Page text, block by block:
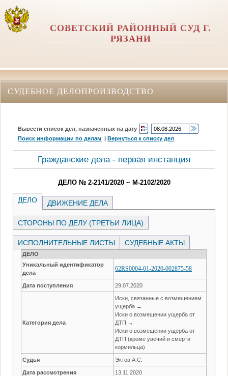
СОВЕТСКИЙ РАЙОННЫЙ СУД Г.
РЯЗАНИ
СУДЕБНОЕ ДЕЛОПРОИЗВОДСТВО
Вывести список дел, назначенных на дату
Поиск информации по делам |Вернуться к списку дел
Гражданские дела - первая инстанция
ДЕЛО № 2-2141/2020 ~ М-2102/2020
ДЕЛО ДВИЖЕНИЕ ДЕЛА
СТОРОНЫ ПО ДЕЛУ (ТРЕТЬИ ЛИЦА)
ИСПОЛНИТЕЛЬНЫЕ ЛИСТЫ СУДЕБНЫЕ АКТЫ
ДЕЛО
Уникальный идентификатор
дела
62RS0004-01-2020-002875-58
Дата поступления 29.07.2020
Категория дела
Иски, связанные с возмещением
ущерба →
Иски о возмещении ущерба от
ДТП →
Иски о возмещении ущерба от
ДТП (кроме увечий и смерти
кормильца)
Судья Эктов А.С.
Дата рассмотрения 13.11.2020